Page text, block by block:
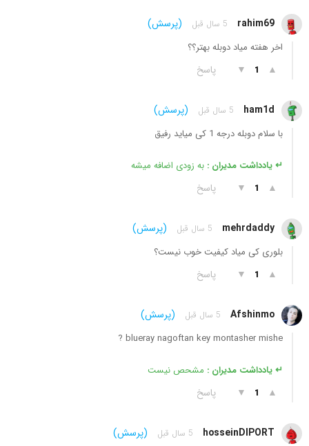
rahim69 5 سال قبل (پرسش)
اخر هفته میاد دوبله بهتر؟؟
▲
1
▼ پاسخ
ham1d 5 سال قبل (پرسش)
با سلام دوبله درجه 1 کی میاید رفیق
↵ یادداشت مدیران : به زودی اضافه میشه
▲
1
▼ پاسخ
mehrdaddy 5 سال قبل (پرسش)
بلوری کی میاد کیفیت خوب نیست؟
▲
1
▼ پاسخ
Afshinmo 5 سال قبل (پرسش)
blueray nagoftan key montasher mishe ?
↵ یادداشت مدیران : مشحص نیست
▲
1
▼ پاسخ
hosseinDIPORT 5 سال قبل (پرسش)